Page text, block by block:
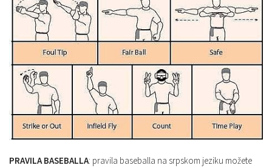
PRAVILA BASEBALLA: pravila baseballa na srpskom jeziku možete